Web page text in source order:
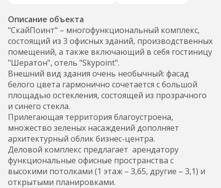
Описание объекта
"СкайПоинт" – многофункциональный комплекс,
состоящий из 3 офисных зданий, производственных
помещений, а также включающий в себя гостиницу
"Шератон", отель "Skypoint".
Внешний вид здания очень необычный: фасад
белого цвета гармонично сочетается с большой
площадью остекления, состоящей из прозрачного
и синего стекла.
Прилегающая территория благоустроена,
множество зеленых насаждений дополняет
архитектурный облик бизнес-центра.
Деловой комплекс предлагает арендатору
функциональные офисные пространства с
высокими потолками (1 этаж – 3,65, другие – 3,1) и
открытыми планировками.